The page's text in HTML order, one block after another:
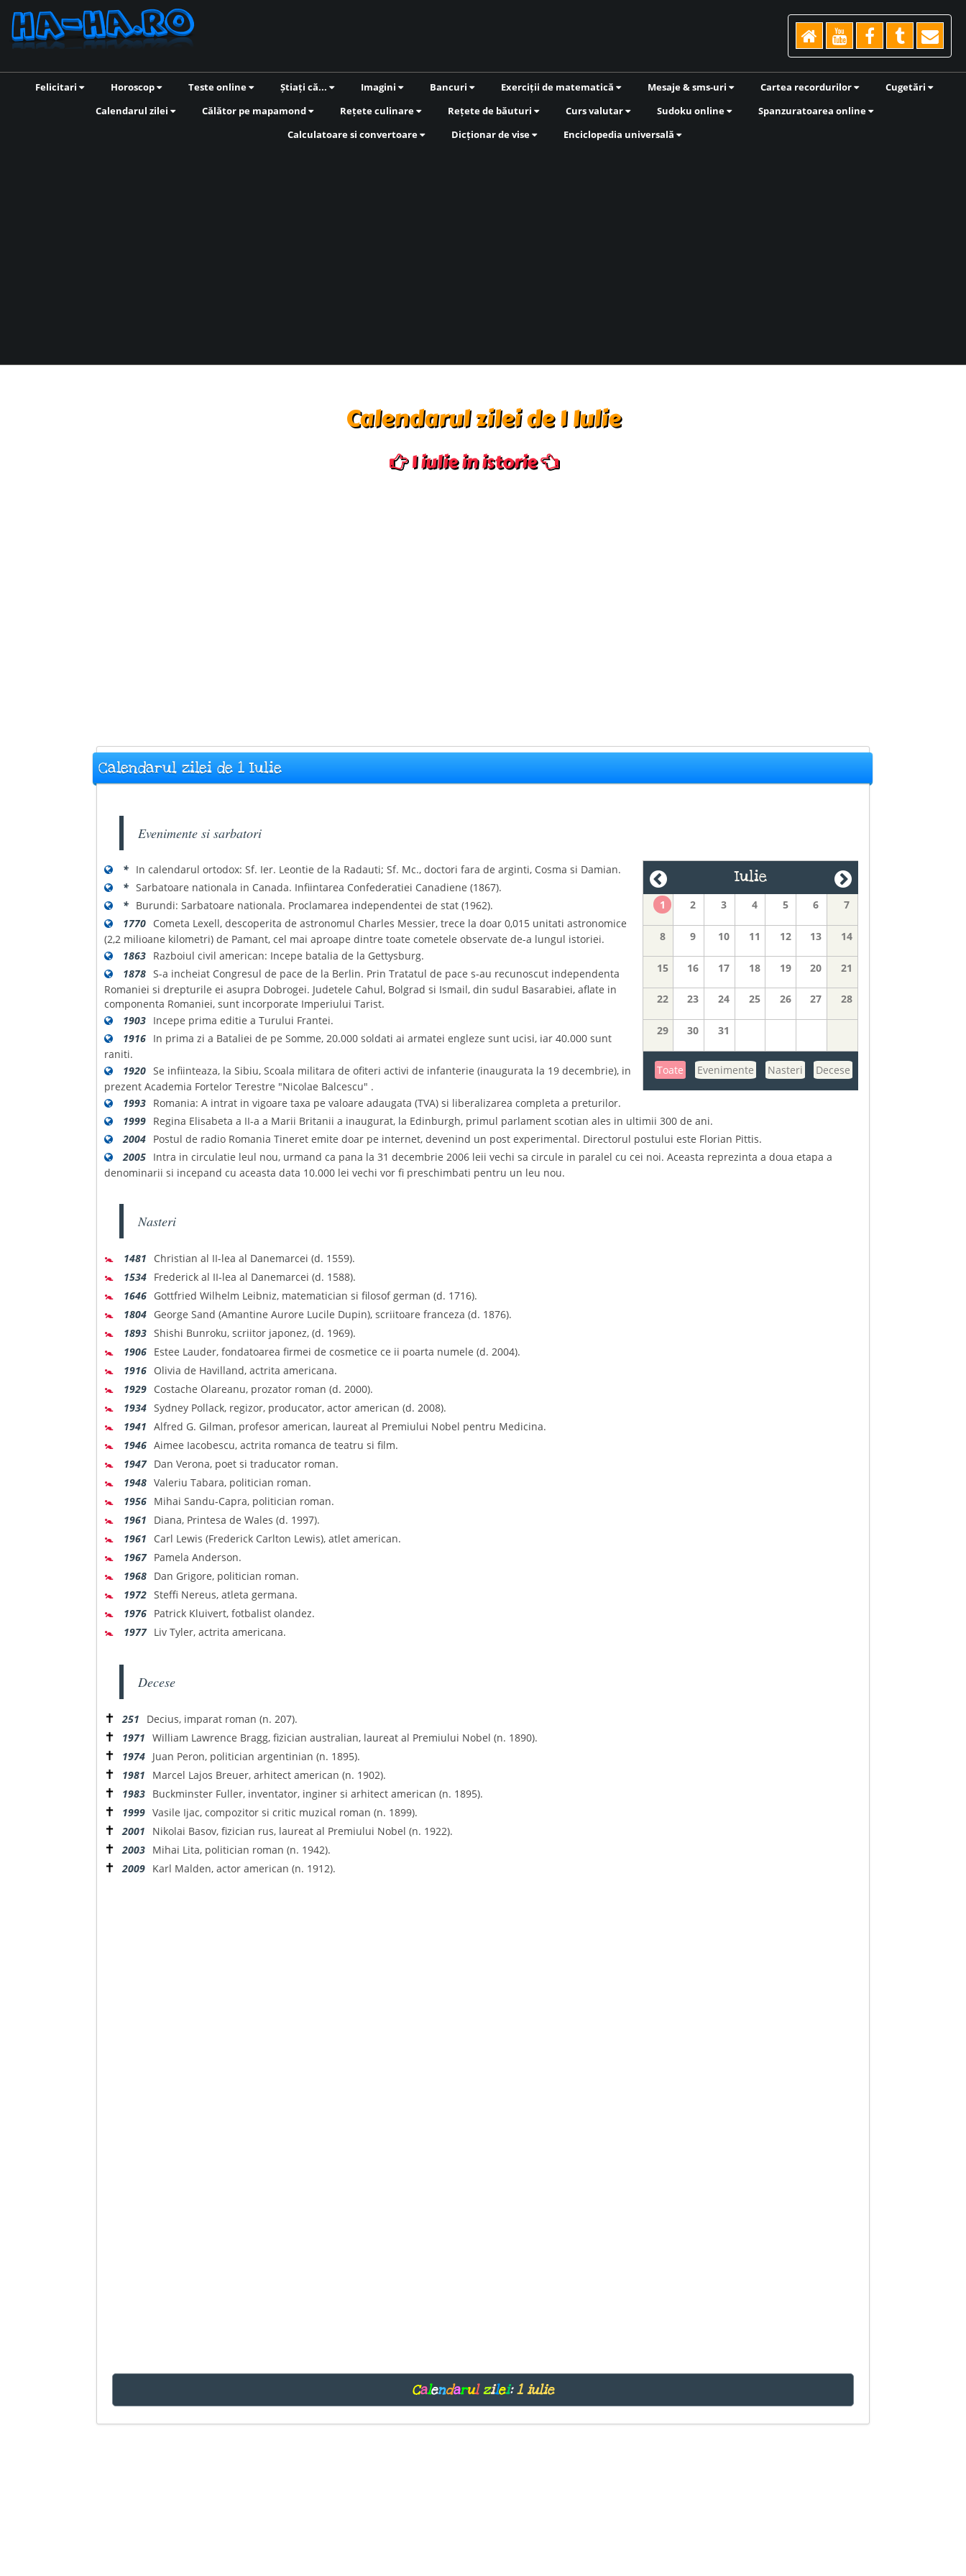
Felicitari Horoscop Teste online Știați că... Imagini Bancuri Exerciții de matematică Mesaje & sms-uri Cartea recordurilor
Cugetări
Calendarul zilei
Călător pe mapamond Rețete culinare Rețete de băuturi Curs valutar Sudoku online
Spanzuratoarea online
Calculatoare si convertoare
Dicționar de vise Enciclopedia universală
Calendarul zilei de 1 Iulie
1 iulie in istorie
Calendarul zilei de 1 Iulie
Iulie
1 2 3 4 5 6 7
8 9 10 11 12 13 14
15 16 17 18 19 20 21
22 23 24 25 26 27 28
29 30 31
Toate Evenimente Nasteri Decese
Evenimente si sarbatori
* In calendarul ortodox: Sf. Ier. Leontie de la Radauti; Sf. Mc., doctori fara de arginti, Cosma si Damian.
* Sarbatoare nationala in Canada. Infiintarea Confederatiei Canadiene (1867).
* Burundi: Sarbatoare nationala. Proclamarea independentei de stat (1962).
1770 Cometa Lexell, descoperita de astronomul Charles Messier, trece la doar 0,015 unitati astronomice
(2,2 milioane kilometri) de Pamant, cel mai aproape dintre toate cometele observate de-a lungul istoriei.
1863 Razboiul civil american: Incepe batalia de la Gettysburg.
1878 S-a incheiat Congresul de pace de la Berlin. Prin Tratatul de pace s-au recunoscut independenta
Romaniei si drepturile ei asupra Dobrogei. Judetele Cahul, Bolgrad si Ismail, din sudul Basarabiei, aflate in
componenta Romaniei, sunt incorporate Imperiului Tarist.
1903 Incepe prima editie a Turului Frantei.
1916 In prima zi a Bataliei de pe Somme, 20.000 soldati ai armatei engleze sunt ucisi, iar 40.000 sunt
raniti.
1920 Se infiinteaza, la Sibiu, Scoala militara de ofiteri activi de infanterie (inaugurata la 19 decembrie), in
prezent Academia Fortelor Terestre "Nicolae Balcescu" .
1993 Romania: A intrat in vigoare taxa pe valoare adaugata (TVA) si liberalizarea completa a preturilor.
1999 Regina Elisabeta a II-a a Marii Britanii a inaugurat, la Edinburgh, primul parlament scotian ales in ultimii 300 de ani.
2004 Postul de radio Romania Tineret emite doar pe internet, devenind un post experimental. Directorul postului este Florian Pittis.
2005 Intra in circulatie leul nou, urmand ca pana la 31 decembrie 2006 leii vechi sa circule in paralel cu cei noi. Aceasta reprezinta a doua etapa a
denominarii si incepand cu aceasta data 10.000 lei vechi vor fi preschimbati pentru un leu nou.
Nasteri
🚼 1481 Christian al II-lea al Danemarcei (d. 1559).
🚼 1534 Frederick al II-lea al Danemarcei (d. 1588).
🚼 1646 Gottfried Wilhelm Leibniz, matematician si filosof german (d. 1716).
🚼 1804 George Sand (Amantine Aurore Lucile Dupin), scriitoare franceza (d. 1876).
🚼 1893 Shishi Bunroku, scriitor japonez, (d. 1969).
🚼 1906 Estee Lauder, fondatoarea firmei de cosmetice ce ii poarta numele (d. 2004).
🚼 1916 Olivia de Havilland, actrita americana.
🚼 1929 Costache Olareanu, prozator roman (d. 2000).
🚼 1934 Sydney Pollack, regizor, producator, actor american (d. 2008).
🚼 1941 Alfred G. Gilman, profesor american, laureat al Premiului Nobel pentru Medicina.
🚼 1946 Aimee Iacobescu, actrita romanca de teatru si film.
🚼 1947 Dan Verona, poet si traducator roman.
🚼 1948 Valeriu Tabara, politician roman.
🚼 1956 Mihai Sandu-Capra, politician roman.
🚼 1961 Diana, Printesa de Wales (d. 1997).
🚼 1961 Carl Lewis (Frederick Carlton Lewis), atlet american.
🚼 1967 Pamela Anderson.
🚼 1968 Dan Grigore, politician roman.
🚼 1972 Steffi Nereus, atleta germana.
🚼 1976 Patrick Kluivert, fotbalist olandez.
🚼 1977 Liv Tyler, actrita americana.
Decese
✝ 251 Decius, imparat roman (n. 207).
✝ 1971 William Lawrence Bragg, fizician australian, laureat al Premiului Nobel (n. 1890).
✝ 1974 Juan Peron, politician argentinian (n. 1895).
✝ 1981 Marcel Lajos Breuer, arhitect american (n. 1902).
✝ 1983 Buckminster Fuller, inventator, inginer si arhitect american (n. 1895).
✝ 1999 Vasile Ijac, compozitor si critic muzical roman (n. 1899).
✝ 2001 Nikolai Basov, fizician rus, laureat al Premiului Nobel (n. 1922).
✝ 2003 Mihai Lita, politician roman (n. 1942).
✝ 2009 Karl Malden, actor american (n. 1912).
Calendarul zilei: 1 iulie